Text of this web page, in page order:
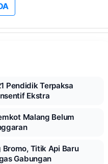
Pendidik Terpaksa
Ekstra
Malang Belum
Bromo, Titik Api Baru
Gabungan